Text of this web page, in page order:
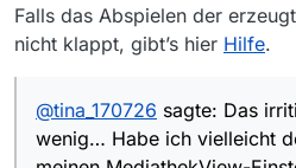
lässt sich aber mit
nicht abspielen:
Wiedergeben der
gelöscht. Das irritiert
MediathekView-
Falls das Abspielen der
nicht klappt, gibt’s hier Hilfe.
@tina_170726 sagte: Das
wenig… Habe ich vielleicht